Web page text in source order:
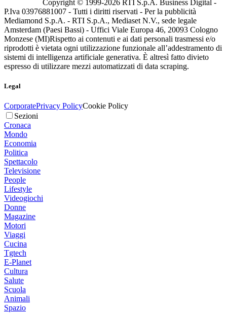
Copyright © 1999-2026 RTI S.p.A. Business Digital -
P.Iva 03976881007 - Tutti i diritti riservati - Per la pubblicità
Mediamond S.p.A. - RTI S.p.A., Mediaset N.V., sede legale
Amsterdam (Paesi Bassi) - Uffici Viale Europa 46, 20093 Cologno
Monzese (MI)Rispetto ai contenuti e ai dati personali trasmessi e/o
riprodotti è vietata ogni utilizzazione funzionale all’addestramento di
sistemi di intelligenza artificiale generativa. È altresì fatto divieto
espresso di utilizzare mezzi automatizzati di data scraping.
Legal
CorporatePrivacy PolicyCookie Policy
Sezioni
Cronaca
Mondo
Economia
Politica
Spettacolo
Televisione
People
Lifestyle
Videogiochi
Donne
Magazine
Motori
Viaggi
Cucina
Tgtech
E-Planet
Cultura
Salute
Scuola
Animali
Spazio